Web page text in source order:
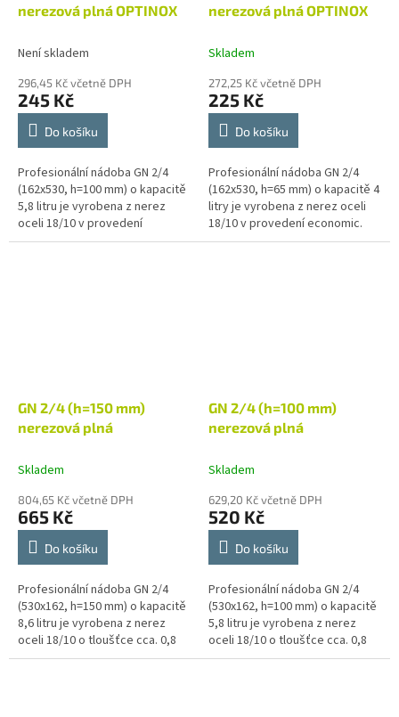
nerezová plná OPTINOX
Není skladem
296,45 Kč včetně DPH
245 Kč
Do košíku
Profesionální nádoba GN 2/4
(162x530, h=100 mm) o kapacitě
5,8 litru je vyrobena z nerez
oceli 18/10 v provedení
economic. Gastronádoba je
nerezová plná OPTINOX
Skladem
272,25 Kč včetně DPH
225 Kč
Do košíku
Profesionální nádoba GN 2/4
(162x530, h=65 mm) o kapacitě 4
litry je vyrobena z nerez oceli
18/10 v provedení economic.
Gastronádoba je svým
GN 2/4 (h=150 mm)
nerezová plná
Skladem
804,65 Kč včetně DPH
665 Kč
Do košíku
Profesionální nádoba GN 2/4
(530x162, h=150 mm) o kapacitě
8,6 litru je vyrobena z nerez
oceli 18/10 o tloušťce cca. 0,8
mm a odpovídá nejvyšším
GN 2/4 (h=100 mm)
nerezová plná
Skladem
629,20 Kč včetně DPH
520 Kč
Do košíku
Profesionální nádoba GN 2/4
(530x162, h=100 mm) o kapacitě
5,8 litru je vyrobena z nerez
oceli 18/10 o tloušťce cca. 0,8
mm a odpovídá nejvyšším